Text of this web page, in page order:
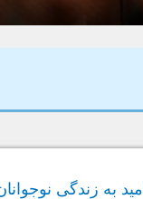
به زندگی